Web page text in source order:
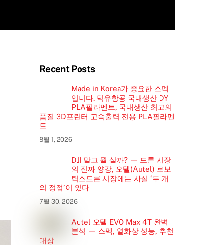
Recent Posts
Made in Korea가 중요한 스펙
입니다. 덕유항공 국내생산 DY
PLA필라멘트, 국내생산 최고의
품질 3D프린터 고속출력 전용 PLA필라멘
트
8월 1, 2026
DJI 말고 뭘 살까? — 드론 시장
의 진짜 양강, 오텔(Autel) 로보
틱스드론 시장에는 사실 ‘두 개
의 정점’이 있다
7월 30, 2026
Autel 오텔 EVO Max 4T 완벽
분석 — 스펙, 열화상 성능, 추천
대상